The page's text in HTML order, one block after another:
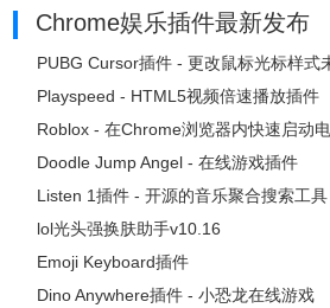
Chrome娱乐插件最新发布
PUBG Cursor插件 - 更改鼠标光标样式
Playspeed - HTML5视频倍速播放插件
Roblox - 在Chrome浏览器内快速启动电
Doodle Jump Angel - 在线游戏插件
Listen 1插件 - 开源的音乐聚合搜索工具
lol光头强换肤助手v10.16
Emoji Keyboard插件
Dino Anywhere插件 - 小恐龙在线游戏